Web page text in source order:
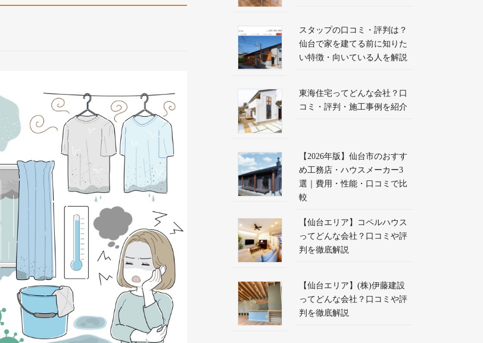
スタップの口コミ・評判は？
仙台で家を建てる前に知りた
い特徴・向いている人を解説
東海住宅ってどんな会社？口
コミ・評判・施工事例を紹介
【2026年版】仙台市のおすす
め工務店・ハウスメーカー3
選｜費用・性能・口コミで比
較
【仙台エリア】コペルハウス
ってどんな会社？口コミや評
判を徹底解説
【仙台エリア】(株)伊藤建設
ってどんな会社？口コミや評
判を徹底解説